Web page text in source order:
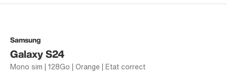
Samsung
Galaxy S24
Mono sim | 128Go | Orange | Etat correct